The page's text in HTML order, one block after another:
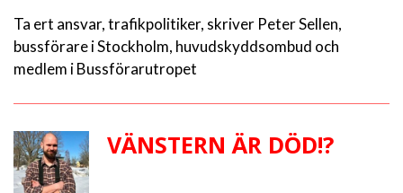
Ta ert ansvar, trafikpolitiker, skriver Peter Sellen,
bussförare i Stockholm, huvudskyddsombud och
medlem i Bussförarutropet
VÄNSTERN ÄR DÖD!?